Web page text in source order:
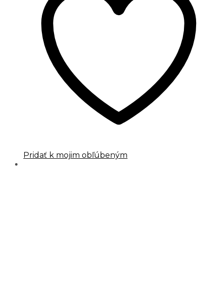
Pridať k mojim obľúbeným